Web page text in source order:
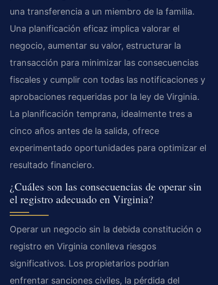
una transferencia a un miembro de la familia.
Una planificación eficaz implica valorar el
negocio, aumentar su valor, estructurar la
transacción para minimizar las consecuencias
fiscales y cumplir con todas las notificaciones y
aprobaciones requeridas por la ley de Virginia.
La planificación temprana, idealmente tres a
cinco años antes de la salida, ofrece
experimentado oportunidades para optimizar el
resultado financiero.
¿Cuáles son las consecuencias de operar sin
el registro adecuado en Virginia?
Operar un negocio sin la debida constitución o
registro en Virginia conlleva riesgos
significativos. Los propietarios podrían
enfrentar sanciones civiles, la pérdida del